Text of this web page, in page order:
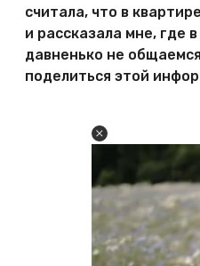
считала, что в
и рассказала мне, где
давненько не
поделиться этой